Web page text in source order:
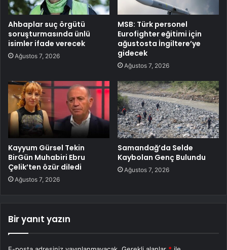
Ahbaplar suç örgütü
soruşturmasında ünlü
isimler ifade verecek
Ağustos 7, 2026
MSB: Türk personel
Eurofighter eğitimi için
ağustosta İngiltere’ye
gidecek
Ağustos 7, 2026
Kayyum Gürsel Tekin
BirGün Muhabiri Ebru
Çelik’ten özür diledi
Ağustos 7, 2026
Samandağ’da Selde
Kaybolan Genç Bulundu
Ağustos 7, 2026
Bir yanıt yazın